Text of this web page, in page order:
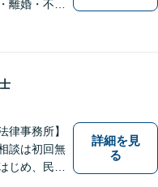
離婚・不貞
係を巡るト
言等）・犯
に取り扱っ
律事務所】
談は初回無
じめ、民事
詳細を見
る